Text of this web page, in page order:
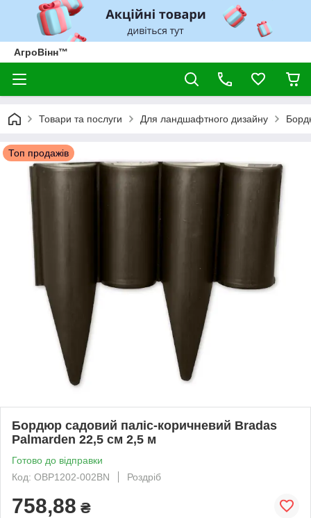
АгроВінн™
Товари та послуги Для ландшафтного дизайну
Топ продажів
Бордюр садовий паліс-коричневий Bradas
Palmarden 22,5 см 2,5 м
Готово до відправки
Код: OBP1202-002BN
Роздріб
758,88 ₴